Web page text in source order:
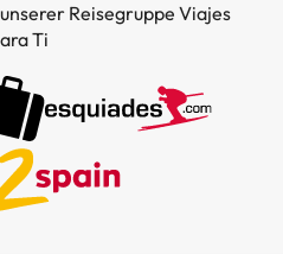
Reisegruppe Viajes
Ti